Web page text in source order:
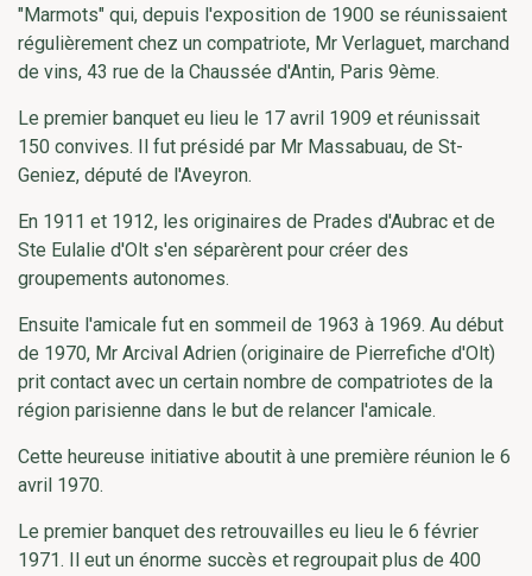
"Marmots" qui, depuis l'exposition de 1900 se réunissaient
régulièrement chez un compatriote, Mr Verlaguet, marchand
de vins, 43 rue de la Chaussée d'Antin, Paris 9ème.
Le premier banquet eu lieu le 17 avril 1909 et réunissait
150 convives. Il fut présidé par Mr Massabuau, de St-
Geniez, député de l'Aveyron.
En 1911 et 1912, les originaires de Prades d'Aubrac et de
Ste Eulalie d'Olt s'en séparèrent pour créer des
groupements autonomes.
Ensuite l'amicale fut en sommeil de 1963 à 1969. Au début
de 1970, Mr Arcival Adrien (originaire de Pierrefiche d'Olt)
prit contact avec un certain nombre de compatriotes de la
région parisienne dans le but de relancer l'amicale.
Cette heureuse initiative aboutit à une première réunion le 6
avril 1970.
Le premier banquet des retrouvailles eu lieu le 6 février
1971. Il eut un énorme succès et regroupait plus de 400